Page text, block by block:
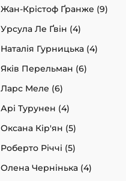
Жан-Крістоф Ґранже (9)
Урсула Ле Ґвін (4)
Наталія Гурницька (4)
Яків Перельман (6)
Ларс Меле (6)
Арі Турунен (4)
Оксана Кір'ян (5)
Роберто Річчі (5)
Олена Чернінька (4)